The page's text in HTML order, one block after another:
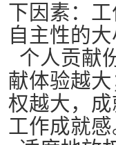
下因素：
自主性的
个人贡献
献体验越
权越大，
工作成就